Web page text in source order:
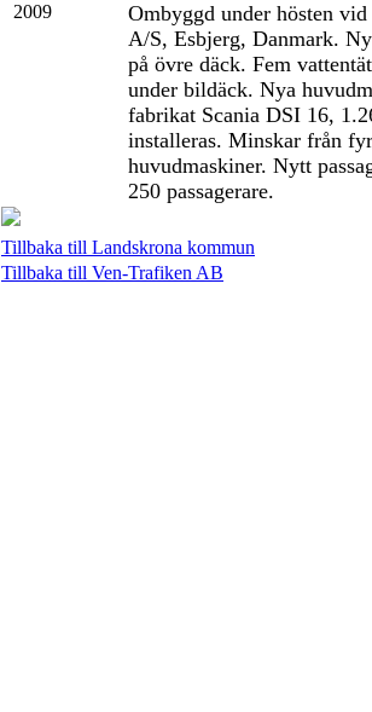
2009
Ombyggd under hösten
A/S, Esbjerg, Danmark.
på övre däck. Fem
under bildäck. Nya
fabrikat Scania DSI 16,
installeras. Minskar från
huvudmaskiner. Nytt
250 passagerare.
Tillbaka till Landskrona kommun
Tillbaka till Ven-Trafiken AB